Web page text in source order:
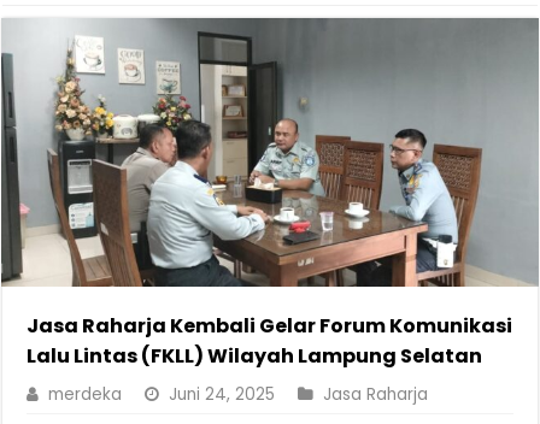
Jasa Raharja Kembali Gelar Forum Komunikasi
Lalu Lintas (FKLL) Wilayah Lampung Selatan
merdeka Juni 24, 2025 Jasa Raharja